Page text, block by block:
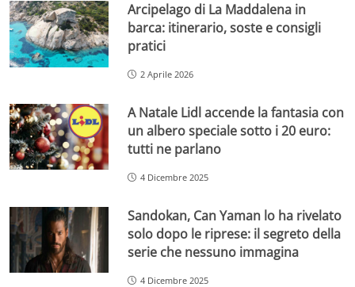
Arcipelago di La Maddalena in
barca: itinerario, soste e consigli
pratici
2 Aprile 2026
A Natale Lidl accende la fantasia con
un albero speciale sotto i 20 euro:
tutti ne parlano
4 Dicembre 2025
Sandokan, Can Yaman lo ha rivelato
solo dopo le riprese: il segreto della
serie che nessuno immagina
4 Dicembre 2025